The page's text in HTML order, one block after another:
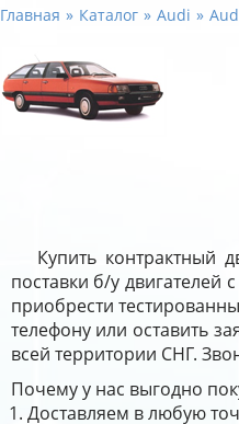
Главная Каталог Audi
Купить контрактный
поставки б/у
приобрести
телефону или оставить
всей территории СНГ.
Почему у нас выгодно
Доставляем в любую